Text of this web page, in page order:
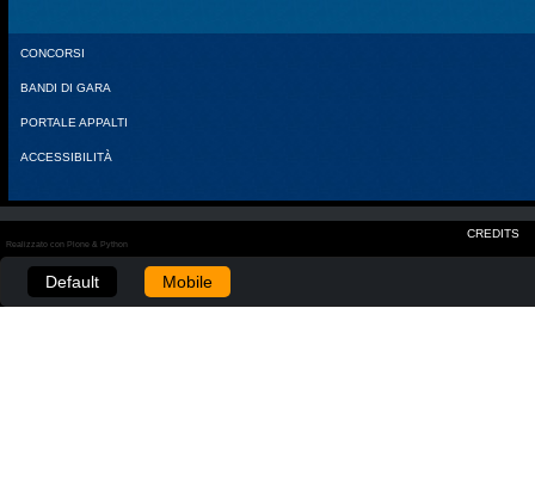
CONCORSI
BANDI DI GARA
PORTALE APPALTI
ACCESSIBILITÀ
CREDITS
Realizzato con Plone & Python
Default Mobile